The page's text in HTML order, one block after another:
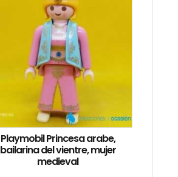
Playmobil Princesa arabe,
bailarina del vientre, mujer
medieval